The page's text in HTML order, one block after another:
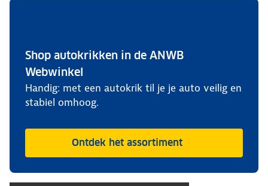
Shop autokrikken in de ANWB
Webwinkel
Handig: met een autokrik til je je auto veilig en
stabiel omhoog.
Ontdek het assortiment